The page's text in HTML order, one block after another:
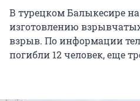
В турецком Балыкесире на
изготовлению
взрыв. По информации
погибли 12 человек, еще